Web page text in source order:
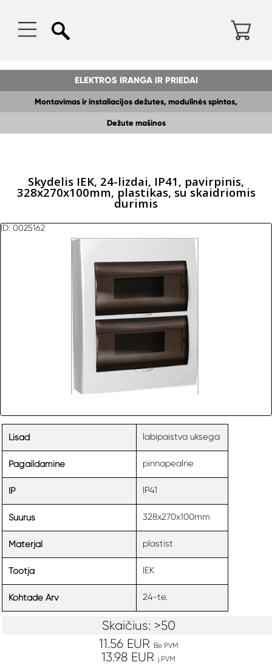
ELEKTROS IRANGA IR PRIEDAI
Montavimas ir instaliacijos dežutes, modulinės spintos,
paskirstymo dežes
Dežute mašinos
Skydelis IEK, 24-lizdai, IP41, pavirрinis,
328x270x100mm, plastikas, su skaidriomis
durimis
ID: 0025162
Lisad labipaistva uksega
Pagaildamine pinnapealne
IP IP41
Suurus 328x270x100mm
Materjal plastist
Tootja IEK
Kohtade Arv 24-te.
Skaičius: >50
11.56 EUR Be PVM
13.98 EUR į.PVM